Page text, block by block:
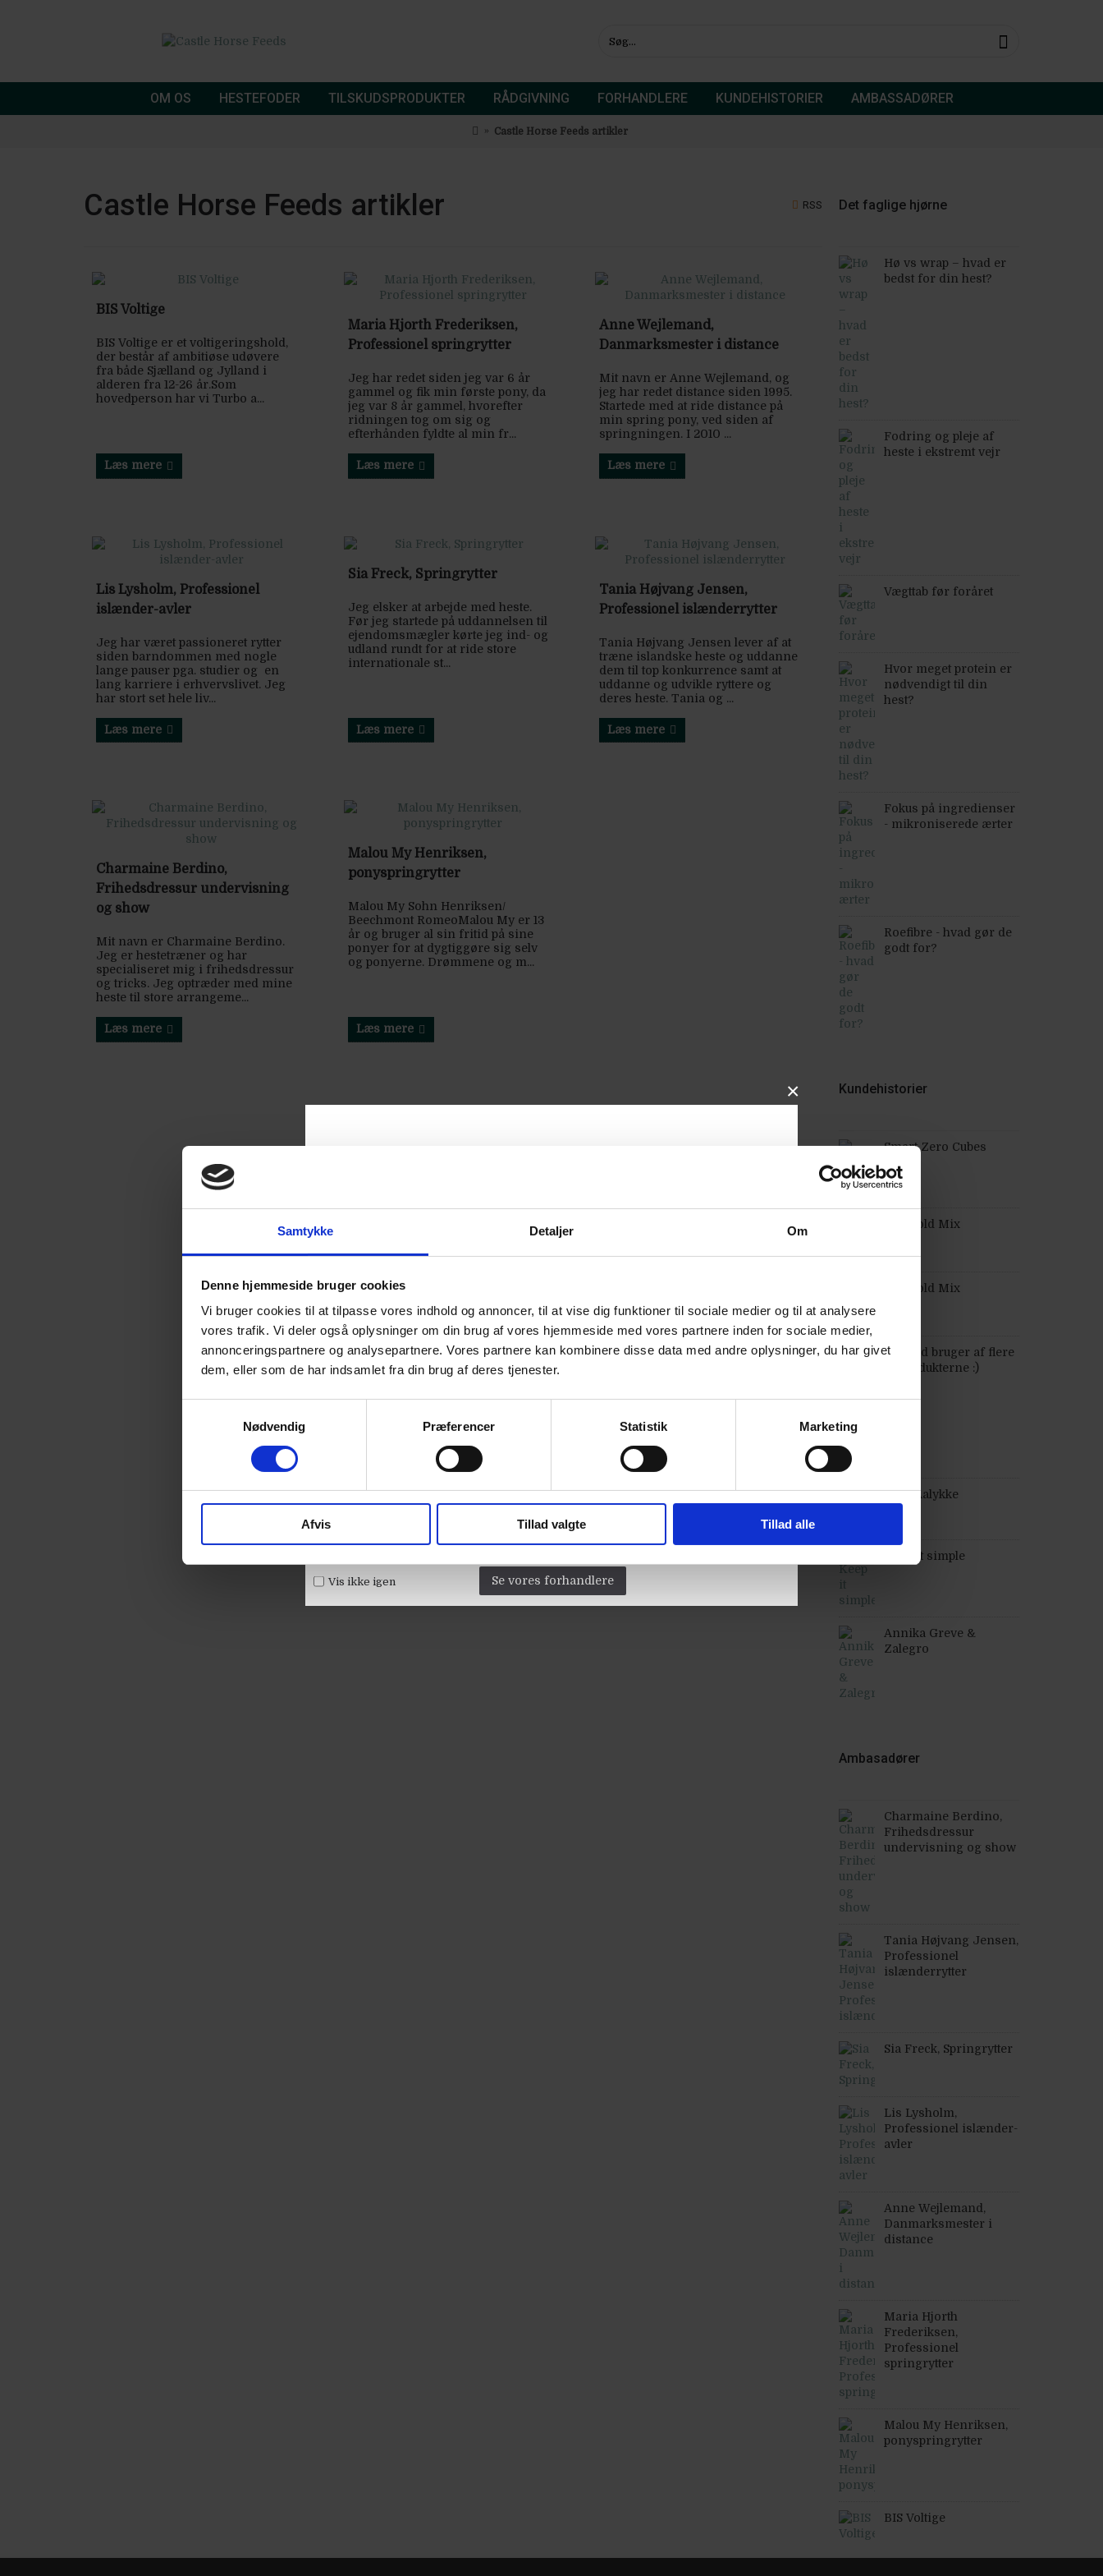
Vis ikke igen Se vores forhandlere
×
Samtykke Detaljer Om
Denne hjemmeside bruger cookies
Vi bruger cookies til at tilpasse vores indhold og annoncer, til at vise dig funktioner til sociale medier og til at analysere
vores trafik. Vi deler også oplysninger om din brug af vores hjemmeside med vores partnere inden for sociale medier,
annonceringspartnere og analysepartnere. Vores partnere kan kombinere disse data med andre oplysninger, du har givet
dem, eller som de har indsamlet fra din brug af deres tjenester.
Nødvendig
Præferencer Statistik Marketing
Afvis Tillad valgte Tillad alle
OM OS HESTEFODER TILSKUDSPRODUKTER RÅDGIVNING FORHANDLERE KUNDEHISTORIER AMBASSADØRER
Castle Horse Feeds artikler
Det faglige hjørne
Hø vs wrap – hvad er
bedst for din hest?
Fodring og pleje af
heste i ekstremt vejr
Vægttab før foråret
Hvor meget protein er
nødvendigt til din
hest?
Fokus på ingredienser
- mikroniserede ærter
Roefibre - hvad gør de
godt for?
Kundehistorier
Smart Zero Cubes
MK Gold Mix
MK Gold Mix
En glad bruger af flere
af produkterne :)
Stald Aalykke
Keep it simple
Annika Greve &
Zalegro
Ambasadører
Charmaine Berdino,
Frihedsdressur
undervisning og show
Tania Højvang Jensen,
Professionel
islænderrytter
Sia Freck, Springrytter
Lis Lysholm,
Professionel islænder-
avler
Anne Wejlemand,
Danmarksmester i
distance
Maria Hjorth
Frederiksen,
Professionel
springrytter
Malou My Henriksen,
ponyspringrytter
BIS Voltige
Castle Horse Feeds artikler RSS
BIS Voltige
BIS Voltige er et voltigeringshold,
der består af ambitiøse udøvere
fra både Sjælland og Jylland i
alderen fra 12-26 år.Som
hovedperson har vi Turbo a...
Læs mere
Maria Hjorth Frederiksen,
Professionel springrytter
Jeg har redet siden jeg var 6 år
gammel og fik min første pony, da
jeg var 8 år gammel, hvorefter
ridningen tog om sig og
efterhånden fyldte al min fr...
Læs mere
Anne Wejlemand,
Danmarksmester i distance
Mit navn er Anne Wejlemand, og
jeg har redet distance siden 1995.
Startede med at ride distance på
min spring pony, ved siden af
springningen. I 2010 ...
Læs mere
Lis Lysholm, Professionel
islænder-avler
Jeg har været passioneret rytter
siden barndommen med nogle
lange pauser pga. studier og en
lang karriere i erhvervslivet. Jeg
har stort set hele liv...
Læs mere
Sia Freck, Springrytter
Jeg elsker at arbejde med heste.
Før jeg startede på uddannelsen til
ejendomsmægler kørte jeg ind- og
udland rundt for at ride store
internationale st...
Læs mere
Tania Højvang Jensen,
Professionel islænderrytter
Tania Højvang Jensen lever af at
træne islandske heste og uddanne
dem til top konkurrence samt at
uddanne og udvikle ryttere og
deres heste. Tania og ...
Læs mere
Charmaine Berdino,
Frihedsdressur undervisning
og show
Mit navn er Charmaine Berdino.
Jeg er hestetræner og har
specialiseret mig i frihedsdressur
og tricks. Jeg optræder med mine
heste til store arrangeme...
Læs mere
Malou My Henriksen,
ponyspringrytter
Malou My Sohn Henriksen/
Beechmont RomeoMalou My er 13
år og bruger al sin fritid på sine
ponyer for at dygtiggøre sig selv
og ponyerne. Drømmene og m...
Læs mere